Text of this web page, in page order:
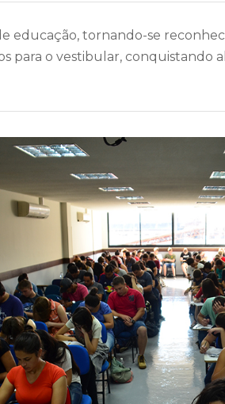
educação, tornando-se
para o vestibular, conquistando